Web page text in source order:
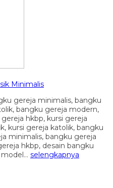
Minimalis
gereja minimalis, bangku
bangku gereja modern,
hkbp, kursi gereja
kursi gereja katolik, bangku
minimalis, bangku gereja
hkbp, desain bangku
selengkapnya